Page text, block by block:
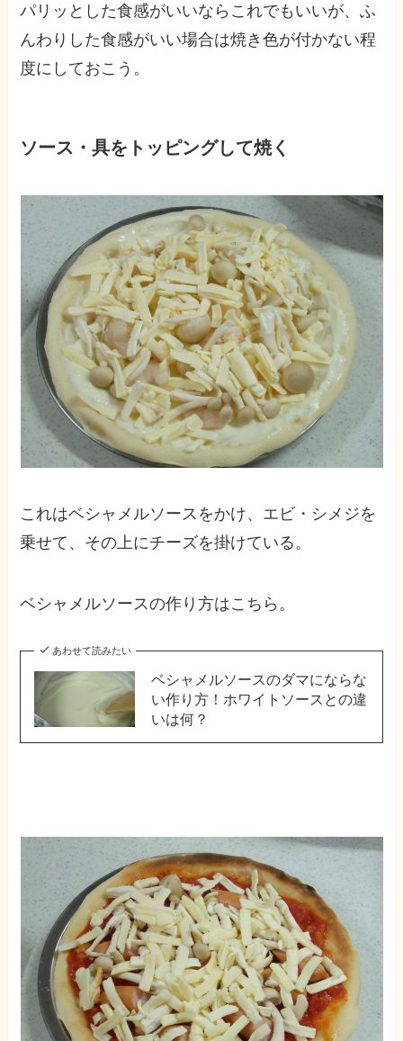
パリッとした食感がいいならこれでもいいが、ふ
んわりした食感がいい場合は焼き色が付かない程
度にしておこう。
ソース・具をトッピングして焼く
これはベシャメルソースをかけ、エビ・シメジを
乗せて、その上にチーズを掛けている。
ベシャメルソースの作り方はこちら。
あわせて読みたい
ベシャメルソースのダマにならな
い作り方！ホワイトソースとの違
いは何？